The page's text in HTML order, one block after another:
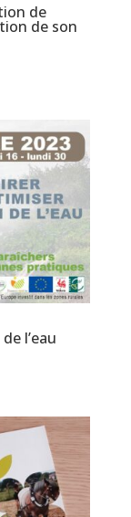
de
de son
l’eau